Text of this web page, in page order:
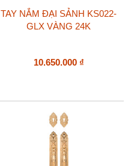
TAY NẮM ĐẠI SẢNH KS022-
GLX VÀNG 24K
10.650.000 ₫